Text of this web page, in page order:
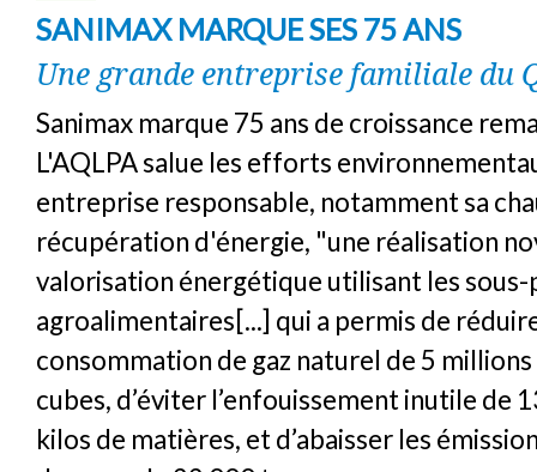
SANIMAX MARQUE SES 75 ANS
Une grande entreprise familiale du
Sanimax marque 75 ans de croissance
L'AQLPA salue les efforts
entreprise responsable, notamment sa
récupération d'énergie, "une réalisation
valorisation énergétique utilisant les
agroalimentaires[...] qui a permis de
consommation de gaz naturel de 5
cubes, d’éviter l’enfouissement inutile de
kilos de matières, et d’abaisser les